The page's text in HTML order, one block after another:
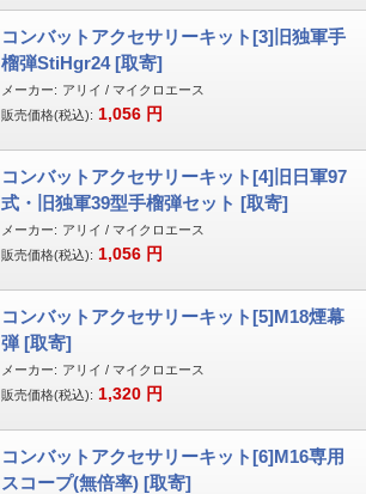
コンバットアクセサリーキット[3]旧独軍手
榴弾StiHgr24 [取寄]
メーカー: アリイ / マイクロエース
販売価格(税込): 1,056 円
コンバットアクセサリーキット[4]旧日軍97
式・旧独軍39型手榴弾セット [取寄]
メーカー: アリイ / マイクロエース
販売価格(税込): 1,056 円
コンバットアクセサリーキット[5]M18煙幕
弾 [取寄]
メーカー: アリイ / マイクロエース
販売価格(税込): 1,320 円
コンバットアクセサリーキット[6]M16専用
スコープ(無倍率) [取寄]